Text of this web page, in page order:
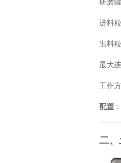
进料
出料
最大
工作
配置
二